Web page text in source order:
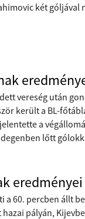
két góljával
vereség után
került a BL-
a
lőtt
eredményei
a 60. percben állt
pályán,